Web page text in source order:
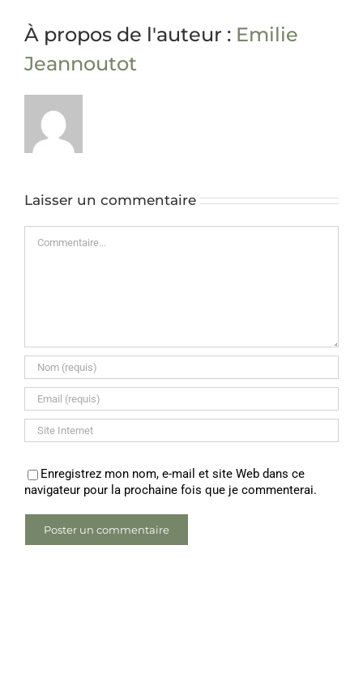
À propos de l'auteur : Emilie
Jeannoutot
Laisser un commentaire
Enregistrez mon nom, e-mail et site Web dans ce
navigateur pour la prochaine fois que je commenterai.